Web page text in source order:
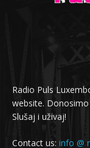
Radio Puls
website.
Slušaj i uživaj!
Contact us: info @